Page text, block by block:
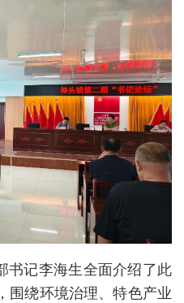
书记李海生全面介绍了此
围绕环境治理、特色产业